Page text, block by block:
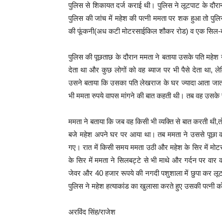
पुलिस से शिकायत दर्ज कराई थी। पुलिस ने लूटपाट के
पुलिस की जांच में महेश की पत्नी ममता पर शक हुआ तो
की फूंकनी(अध कटी मोटरसाईकिल शौकर रोड) व एक
पुलिस की पूछताछ के दौरान ममता ने बताया उसके पति
देता था और कुछ लोगों को वह ब्याज पर भी पैसे देता था,
उसने बताया कि उसका पति लेखराज के घर ज्यादा आता
भी ममता रुपये वापस मांगने की बात कहती थी। तब वह उसके
ममता ने बताया कि जब वह किसी भी व्यक्ति से बात करती
बजे महेश अपने घर पर आया था। तब ममता ने उससे पूछा
गए। रात में किसी समय ममता उठी और महेश के सिर में
के सिर में ममता ने सिलबट्टे से भी माथे और गर्दन पर
जेवर और 40 हजार रूपये की नगदी पशुशाला में छुपा कर
पुलिस ने महेश हत्याकांड का खुलासा करते हुए उसकी पत्नी
अरविंद सिंह/राजेश